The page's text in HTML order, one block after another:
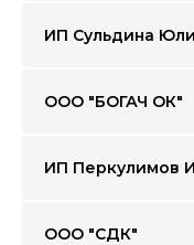
ИП Сульдина
ООО "БОГАЧ ОК"
ИП Перкулимов
ООО "СДК"